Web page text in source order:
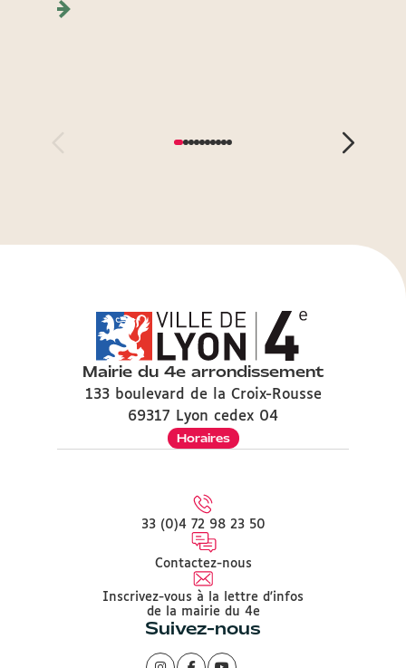
Mairie du 4e arrondissement
133 boulevard de la Croix-Rousse
69317 Lyon cedex 04
Horaires
33 (0)4 72 98 23 50
Contactez-nous
Inscrivez-vous à la lettre d'infos
de la mairie du 4e
Suivez-nous